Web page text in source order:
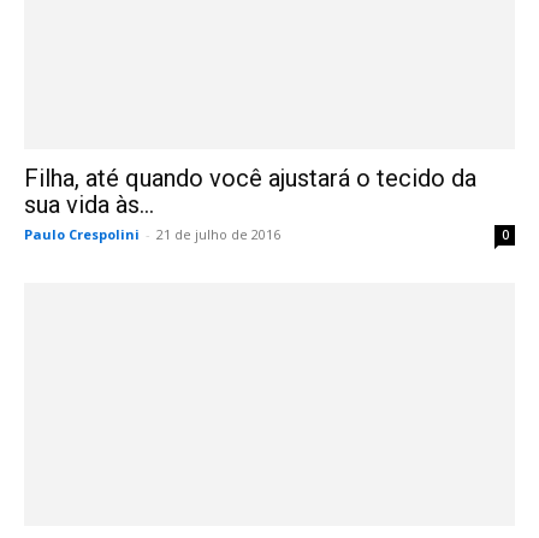
Filha, até quando você ajustará o tecido da
sua vida às...
Paulo Crespolini - 21 de julho de 2016 0